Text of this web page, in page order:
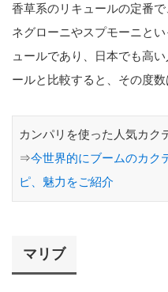
香草系のリキュールの定番
ネグローニやスプモーニと
ュールであり、日本でも高
ールと比較すると、その度数
カンパリを使った人気カク
⇒今世界的にブームのカク
ピ、魅力をご紹介
マリブ